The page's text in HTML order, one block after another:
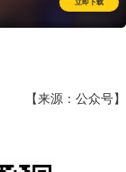
【来源：公众号】